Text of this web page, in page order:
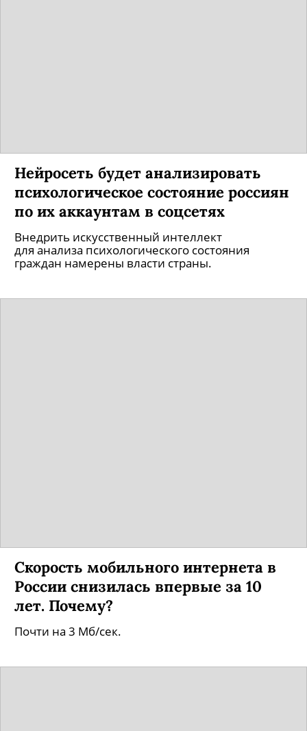
Нейросеть будет анализировать
психологическое состояние россиян
по их аккаунтам в соцсетях
Внедрить искусственный интеллект
для анализа психологического состояния
граждан намерены власти страны.
Скорость мобильного интернета в
России снизилась впервые за 10
лет. Почему?
Почти на 3 Мб/сек.